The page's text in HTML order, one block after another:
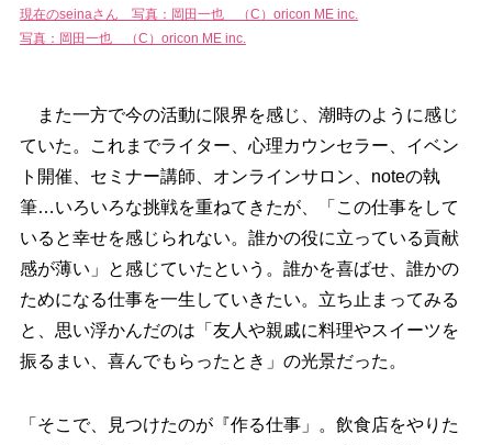
現在のseinaさん 写真：岡田一也 （C）oricon ME inc.
写真：岡田一也 （C）oricon ME inc.
また一方で今の活動に限界を感じ、潮時のように感じ
ていた。これまでライター、心理カウンセラー、イベン
ト開催、セミナー講師、オンラインサロン、noteの執
筆…いろいろな挑戦を重ねてきたが、「この仕事をして
いると幸せを感じられない。誰かの役に立っている貢献
感が薄い」と感じていたという。誰かを喜ばせ、誰かの
ためになる仕事を一生していきたい。立ち止まってみる
と、思い浮かんだのは「友人や親戚に料理やスイーツを
振るまい、喜んでもらったとき」の光景だった。
「そこで、見つけたのが『作る仕事」。飲食店をやりた